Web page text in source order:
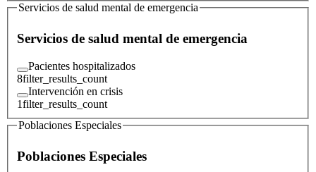
Servicios de salud mental de emergencia
Servicios de salud mental de emergencia
Pacientes hospitalizados
8filter_results_count
Intervención en crisis
1filter_results_count
Poblaciones Especiales
Poblaciones Especiales